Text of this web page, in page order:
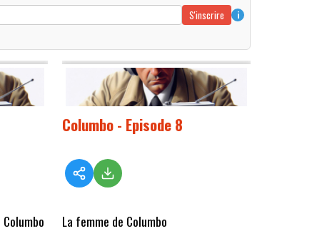
S'inscrire
i
Columbo - Episode 8
La femme de Columbo